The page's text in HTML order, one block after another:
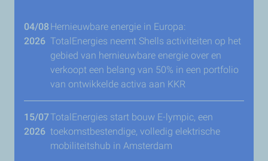
04/08
2026
Hernieuwbare energie in Europa:
TotalEnergies neemt Shells activiteiten op het
gebied van hernieuwbare energie over en
verkoopt een belang van 50% in een portfolio
van ontwikkelde activa aan KKR
15/07
2026
TotalEnergies start bouw E-lympic, een
toekomstbestendige, volledig elektrische
mobiliteitshub in Amsterdam